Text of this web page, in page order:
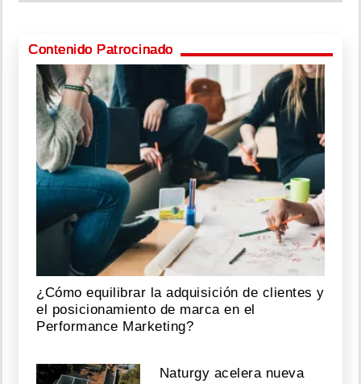
Contenido Patrocinado
¿Cómo equilibrar la adquisición de clientes y
el posicionamiento de marca en el
Performance Marketing?
Naturgy acelera nueva